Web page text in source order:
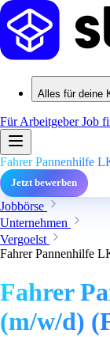
Alles für deine
Für ArbeitgeberJob
Fahrer Pannenhilfe
Jetzt bewerben
Jobbörse
Unternehmen
Vergoelst
Fahrer Pannenhilfe
Fahrer
(m/w/d)